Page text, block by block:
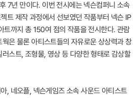
7년 만이다. 이번 전시에는 넥슨컴퍼니 소속
트 제작 과정에서 선보였던 작품부터 넥슨 IP
트까지 총 150여 점의 작품을 전시한다. 관람
은 물론 아티스트들의 자유로운 상상력과 창
스트, 조형물, 영상 등 다양한 형태로 감상할
, 네오플, 넥슨게임즈 소속 사운드 아티스트